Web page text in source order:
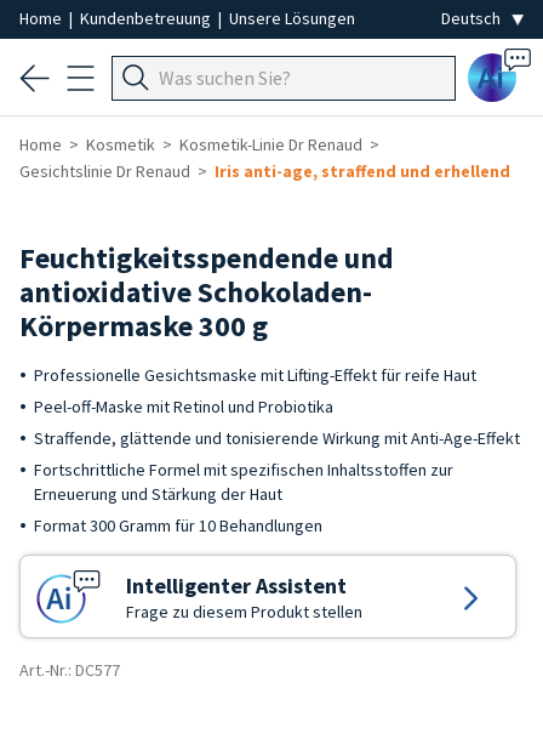
Home | Kundenbetreuung | Unsere Lösungen
Ai
Home Kosmetik
Kosmetik-Linie Dr Renaud
Gesichtslinie Dr Renaud
Iris anti-age, straffend und erhellend
Feuchtigkeitsspendende und
antioxidative Schokoladen-
Körpermaske 300 g
Professionelle Gesichtsmaske mit Lifting-Effekt für reife Haut
Peel-off-Maske mit Retinol und Probiotika
Straffende, glättende und tonisierende Wirkung mit Anti-Age-Effekt
Fortschrittliche Formel mit spezifischen Inhaltsstoffen zur
Erneuerung und Stärkung der Haut
Format 300 Gramm für 10 Behandlungen
Intelligenter Assistent
Frage zu diesem Produkt stellen
Art.-Nr.: DC577